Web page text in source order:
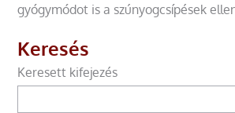
gyógymódot is a szúnyogcsípések
Keresés
Keresett kifejezés